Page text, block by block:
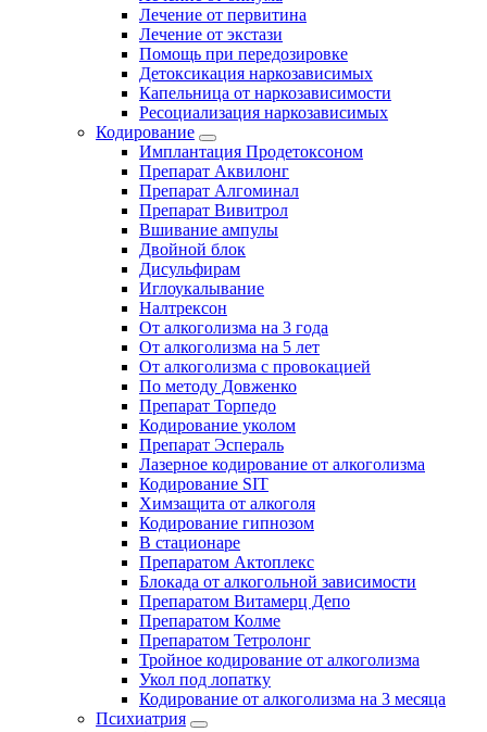
Лечение от первитина
Лечение от экстази
Помощь при передозировке
Детоксикация наркозависимых
Капельница от наркозависимости
Ресоциализация наркозависимых
Кодирование
Имплантация Продетоксоном
Препарат Аквилонг
Препарат Алгоминал
Препарат Вивитрол
Вшивание ампулы
Двойной блок
Дисульфирам
Иглоукалывание
Налтрексон
От алкоголизма на 3 года
От алкоголизма на 5 лет
От алкоголизма с провокацией
По методу Довженко
Препарат Торпедо
Кодирование уколом
Препарат Эспераль
Лазерное кодирование от алкоголизма
Кодирование SIT
Химзащита от алкоголя
Кодирование гипнозом
В стационаре
Препаратом Актоплекс
Блокада от алкогольной зависимости
Препаратом Витамерц Депо
Препаратом Колме
Препаратом Тетролонг
Тройное кодирование от алкоголизма
Укол под лопатку
Кодирование от алкоголизма на 3 месяца
Психиатрия